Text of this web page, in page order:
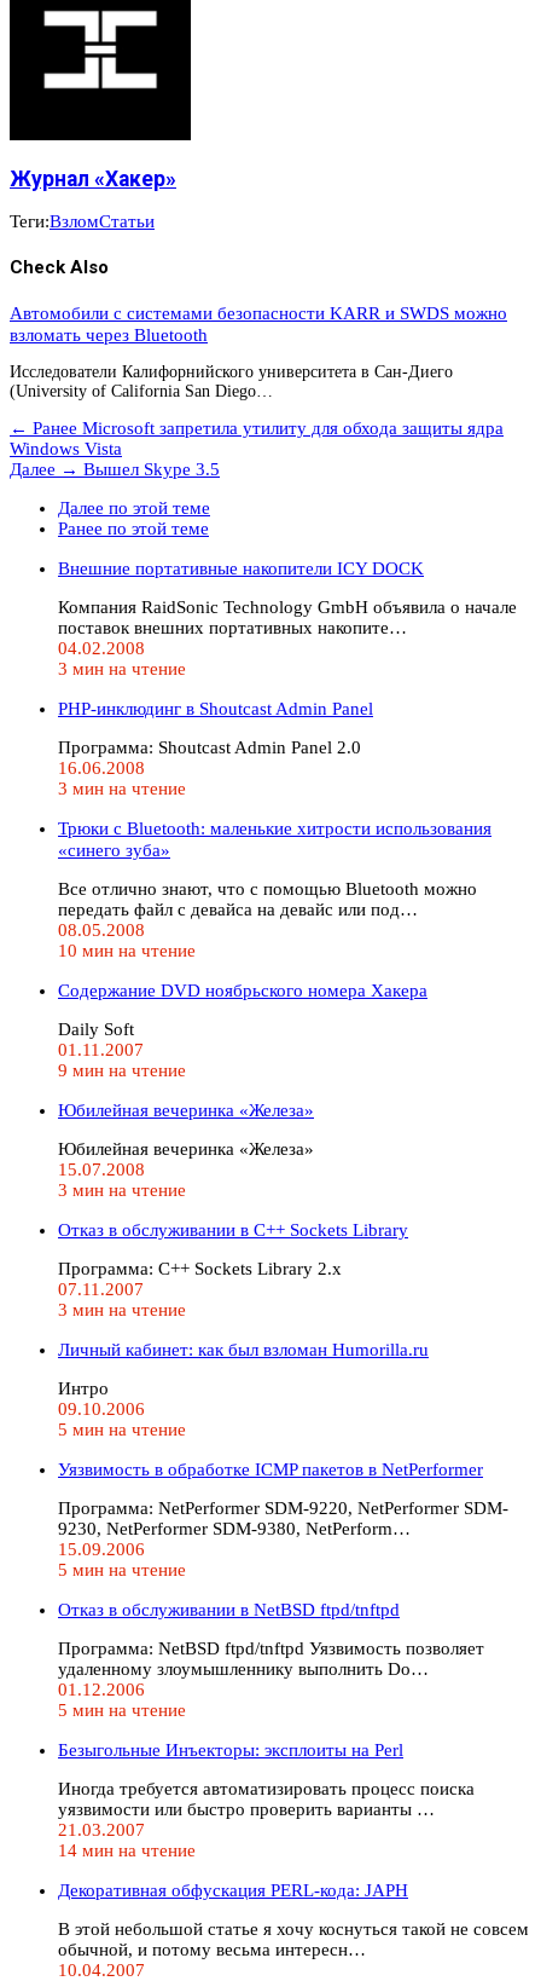
Журнал «Хакер»
Теги:ВзломСтатьи
Check Also
Автомобили с системами безопасности KARR и SWDS можно
взломать через Bluetooth
Исследователи Калифорнийского университета в Сан-Диего
(University of California San Diego…
← Ранее Microsoft запретила утилиту для обхода защиты ядра
Windows Vista
Далее → Вышел Skype 3.5
Далее по этой теме
Ранее по этой теме
Внешние портативные накопители ICY DOCK
Компания RaidSonic Technology GmbH объявила о начале
поставок внешних портативных накопите…
04.02.2008
3 мин на чтение
PHP-инклюдинг в Shoutcast Admin Panel
Программа: Shoutcast Admin Panel 2.0
16.06.2008
3 мин на чтение
Трюки с Bluetooth: маленькие хитрости использования
«синего зуба»
Все отлично знают, что с помощью Bluetooth можно
передать файл с девайса на девайс или под…
08.05.2008
10 мин на чтение
Содержание DVD ноябрьского номера Хакера
Daily Soft
01.11.2007
9 мин на чтение
Юбилейная вечеринка «Железа»
Юбилейная вечеринка «Железа»
15.07.2008
3 мин на чтение
Отказ в обслуживании в C++ Sockets Library
Программа: C++ Sockets Library 2.x
07.11.2007
3 мин на чтение
Личный кабинет: как был взломан Humorilla.ru
Интро
09.10.2006
5 мин на чтение
Уязвимость в обработке ICMP пакетов в NetPerformer
Программа: NetPerformer SDM-9220, NetPerformer SDM-
9230, NetPerformer SDM-9380, NetPerform…
15.09.2006
5 мин на чтение
Отказ в обслуживании в NetBSD ftpd/tnftpd
Программа: NetBSD ftpd/tnftpd Уязвимость позволяет
удаленному злоумышленнику выполнить Do…
01.12.2006
5 мин на чтение
Безыгольные Инъекторы: эксплоиты на Perl
Иногда требуется автоматизировать процесс поиска
уязвимости или быстро проверить варианты …
21.03.2007
14 мин на чтение
Декоративная обфускация PERL-кода: JAPH
В этой небольшой статье я хочу коснуться такой не совсем
обычной, и потому весьма интересн…
10.04.2007